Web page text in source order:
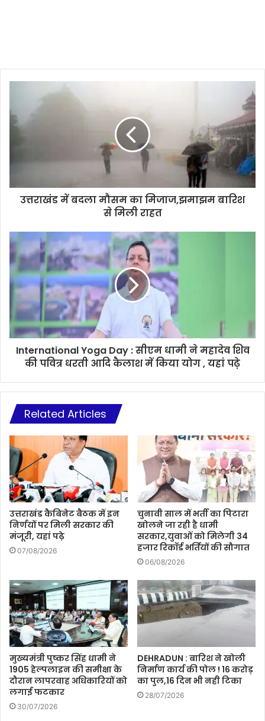
उत्तराखंड में बदला मौसम का मिजाज,झमाझम बारिश
से मिली राहत
International Yoga Day : सीएम धामी ने महादेव शिव
की पवित्र धरती आदि कैलाश में किया योग , यहां पढ़े
Related Articles
उत्तराखंड कैबिनेट बैठक में इन
निर्णयों पर मिली सरकार की
मंजूरी, यहां पढ़े
07/08/2026
चुनावी साल में भर्ती का पिटारा
खोलने जा रही है धामी
सरकार,युवाओं को मिलेगी 34
हजार रिकॉर्ड भर्तियों की सौगात
06/08/2026
मुख्यमंत्री पुष्कर सिंह धामी ने
1905 हेल्पलाइन की समीक्षा के
दौरान लापरवाह अधिकारियों को
लगाई फटकार
30/07/2026
DEHRADUN : बारिश ने खोली
निर्माण कार्य की पोल ! 16 करोड़
का पुल,16 दिन भी नही टिका
28/07/2026